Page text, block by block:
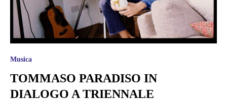
Musica
TOMMASO PARADISO IN
DIALOGO A TRIENNALE